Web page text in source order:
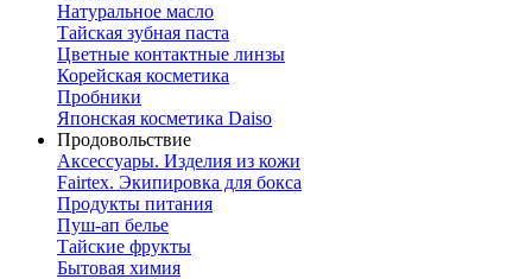
Натуральное масло
Тайская зубная паста
Цветные контактные линзы
Корейская косметика
Пробники
Японская косметика Daiso
Продовольствие
Аксессуары. Изделия из кожи
Fairtex. Экипировка для бокса
Продукты питания
Пуш-ап белье
Тайские фрукты
Бытовая химия